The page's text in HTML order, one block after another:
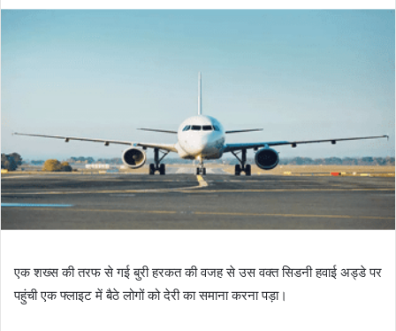
एक शख्स की तरफ से गई बुरी हरकत की वजह से उस वक्त सिडनी हवाई अड्डे पर
पहुंची एक फ्लाइट में बैठे लोगों को देरी का समाना करना पड़ा।